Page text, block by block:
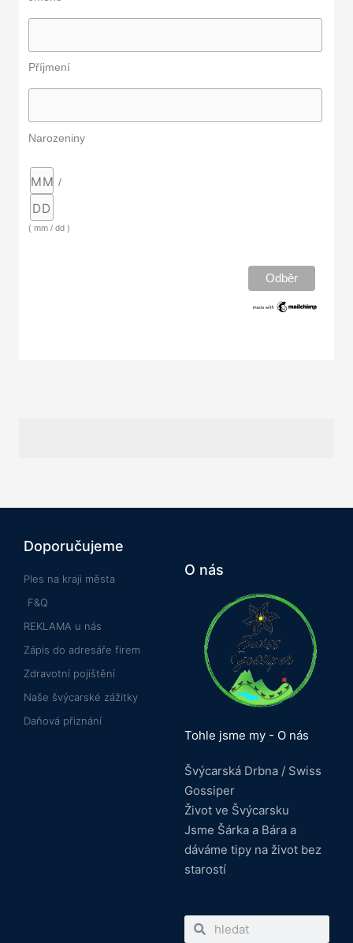
Příjmení
Narozeniny
/
( mm / dd )
Doporučujeme
Ples na kraji města
F&Q
REKLAMA u nás
Zápis do adresáře firem
Zdravotní pojištění
Naše švýcarské zážitky
Daňová přiznání
O nás
Tohle jsme my - O nás
Švýcarská Drbna / Swiss
Gossiper
Život ve Švýcarsku
Jsme Šárka a Bára a
dáváme tipy na život bez
starostí
SearchSearch